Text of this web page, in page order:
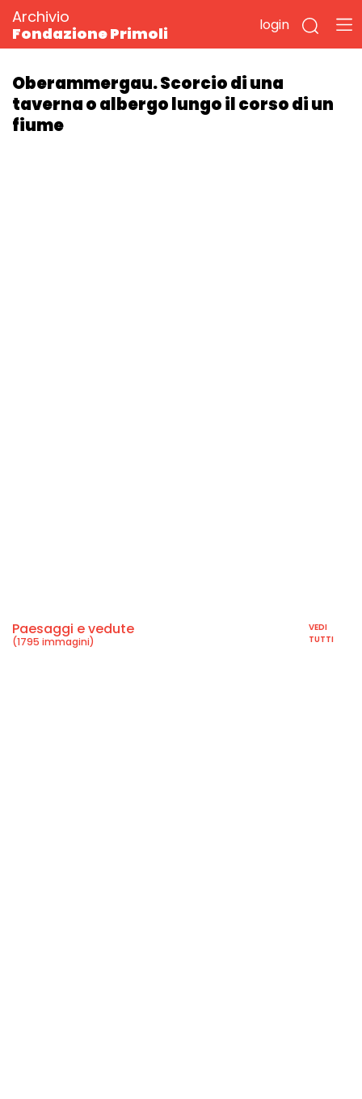
Archivio
Fondazione Primoli
login
Oberammergau. Scorcio di una
taverna o albergo lungo il corso di un
fiume
Paesaggi e vedute
(1795 immagini)
VEDI
TUTTI